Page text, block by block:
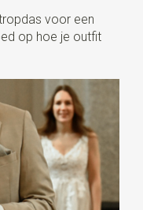
voor een
op hoe je outfit